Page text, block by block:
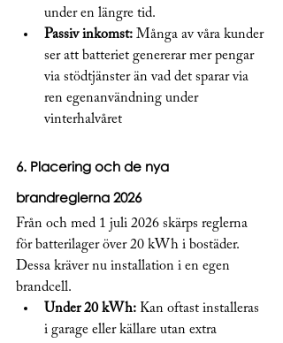
under en längre tid.
Passiv inkomst: Många av våra kunder
ser att batteriet genererar mer pengar
via stödtjänster än vad det sparar via
ren egenanvändning under
vinterhalvåret
6. Placering och de nya
brandreglerna 2026
Från och med 1 juli 2026 skärps reglerna
för batterilager över 20 kWh i bostäder.
Dessa kräver nu installation i en egen
brandcell.
Under 20 kWh: Kan oftast installeras
i garage eller källare utan extra